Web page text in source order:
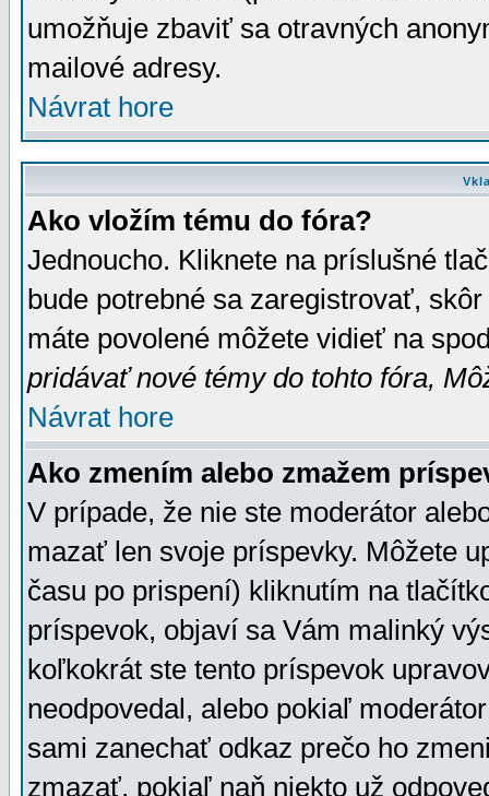
umožňuje zbaviť sa otravných
mailové adresy.
Návrat hore
Ako vložím tému do fóra?
Jednoucho. Kliknete na príslušné
bude potrebné sa zaregistrovať,
máte povolené môžete vidieť na
pridávať nové témy do tohto fóra,
Návrat hore
Ako zmením alebo zmažem
V prípade, že nie ste moderátor
mazať len svoje príspevky. Môžete
času po prispení) kliknutím na
príspevok, objaví sa Vám malinký
koľkokrát ste tento príspevok
neodpovedal, alebo pokiaľ
sami zanechať odkaz prečo ho
zmazať, pokiaľ naň niekto už